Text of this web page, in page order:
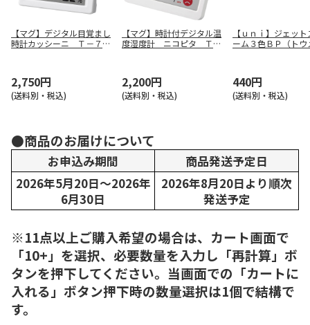
【マグ】デジタル目覚まし
時計カッシーニ Ｔ－７２
2,750円
(送料別・税込)
【マグ】時計付デジタル温
度湿度計 ニコピタ ＴＨ
2,200円
(送料別・税込)
【ｕｎｉ】ジェッ
ーム３色ＢＰ（トウ
440円
(送料別・税込)
●商品のお届けについて
お申込み期間
商品発送予定日
2026年5月20日～2026年
6月30日
2026年8月20日より順次
発送予定
※11点以上ご購入希望の場合は、カート画面で
「10+」を選択、必要数量を入力し「再計算」ボ
タンを押下してください。当画面での「カートに
入れる」ボタン押下時の数量選択は1個で結構で
す。